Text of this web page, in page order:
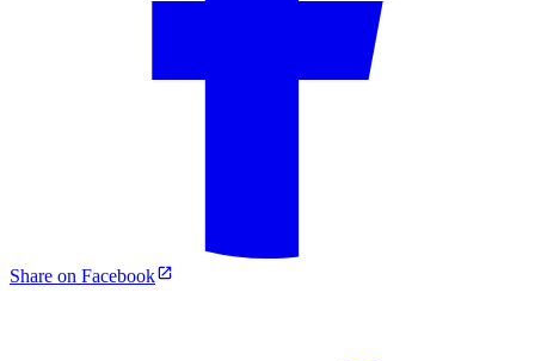
Share on Facebook